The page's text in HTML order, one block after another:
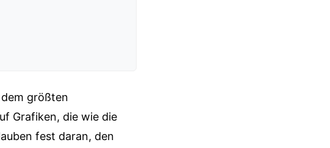
größten
Grafiken, die wie die
fest daran, den